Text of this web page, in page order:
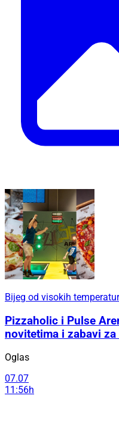
Bijeg od visokih
Pizzaholic i Pulse
novitetima i zabavi
Oglas
07.07
11:56h